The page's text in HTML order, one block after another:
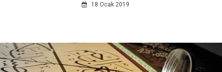
18 Ocak 2019